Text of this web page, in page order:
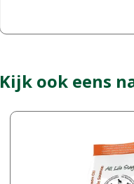
Kijk ook eens